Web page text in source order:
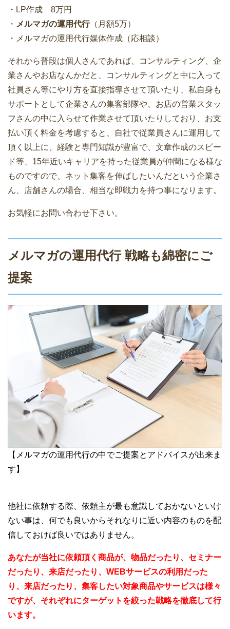
・LP作成 8万円
・ メルマガの運用代行（月額5万）
・メルマガの運用代行媒体作成（応相談）
それから普段は個人さんであれば、コンサルティング、企
業さんやお店なんかだと、コンサルティングと中に入って
社員さん等にやり方を直接指導させて頂いたり、私自身も
サポートとして企業さんの集客部隊や、お店の営業スタッ
フさんの中に入らせて作業させて頂いたりしており、お支
払い頂く料金を考慮すると、自社で従業員さんに運用して
頂く以上に、経験と専門知識が豊富で、文章作成のスピー
ド等、15年近いキャリアを持った従業員が仲間になる様な
ものですので、ネット集客を伸ばしたいんだという企業さ
ん、店舗さんの場合、相当な即戦力を持つ事になります。
お気軽にお問い合わせ下さい。
メルマガの運用代行 戦略も綿密にご
提案
【メルマガの運用代行の中でご提案とアドバイスが出来ま
す】
他社に依頼する際、依頼主が最も意識しておかないといけ
ない事は、何でも良いからそれなりに近い内容のものを配
信しておけば良いではありません。
あなたが当社に依頼頂く商品が、物品だったり、セミナー
だったり、来店だったり、WEBサービスの利用だった
り、来店だったり、集客したい対象商品やサービスは様々
ですが、それぞれにターゲットを絞った戦略を徹底して行
います。